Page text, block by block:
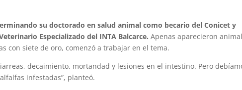
su doctorado en salud animal como becario del Conicet y
Especializado del INTA Balcarce. Apenas aparecieron
con siete de oro, comenzó a trabajar en el tema.
decaimiento, mortandad y lesiones en el intestino. Pero
infestadas”, planteó.